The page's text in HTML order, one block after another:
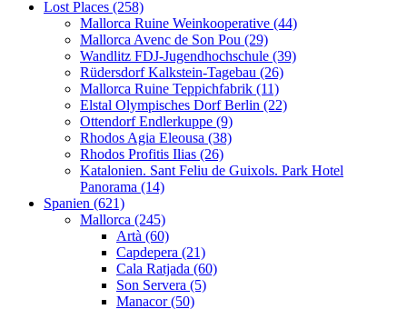
Lost Places (258)
Mallorca Ruine Weinkooperative (44)
Mallorca Avenc de Son Pou (29)
Wandlitz FDJ-Jugendhochschule (39)
Rüdersdorf Kalkstein-Tagebau (26)
Mallorca Ruine Teppichfabrik (11)
Elstal Olympisches Dorf Berlin (22)
Ottendorf Endlerkuppe (9)
Rhodos Agia Eleousa (38)
Rhodos Profitis Ilias (26)
Katalonien. Sant Feliu de Guixols. Park Hotel
Panorama (14)
Spanien (621)
Mallorca (245)
Artà (60)
Capdepera (21)
Cala Ratjada (60)
Son Servera (5)
Manacor (50)